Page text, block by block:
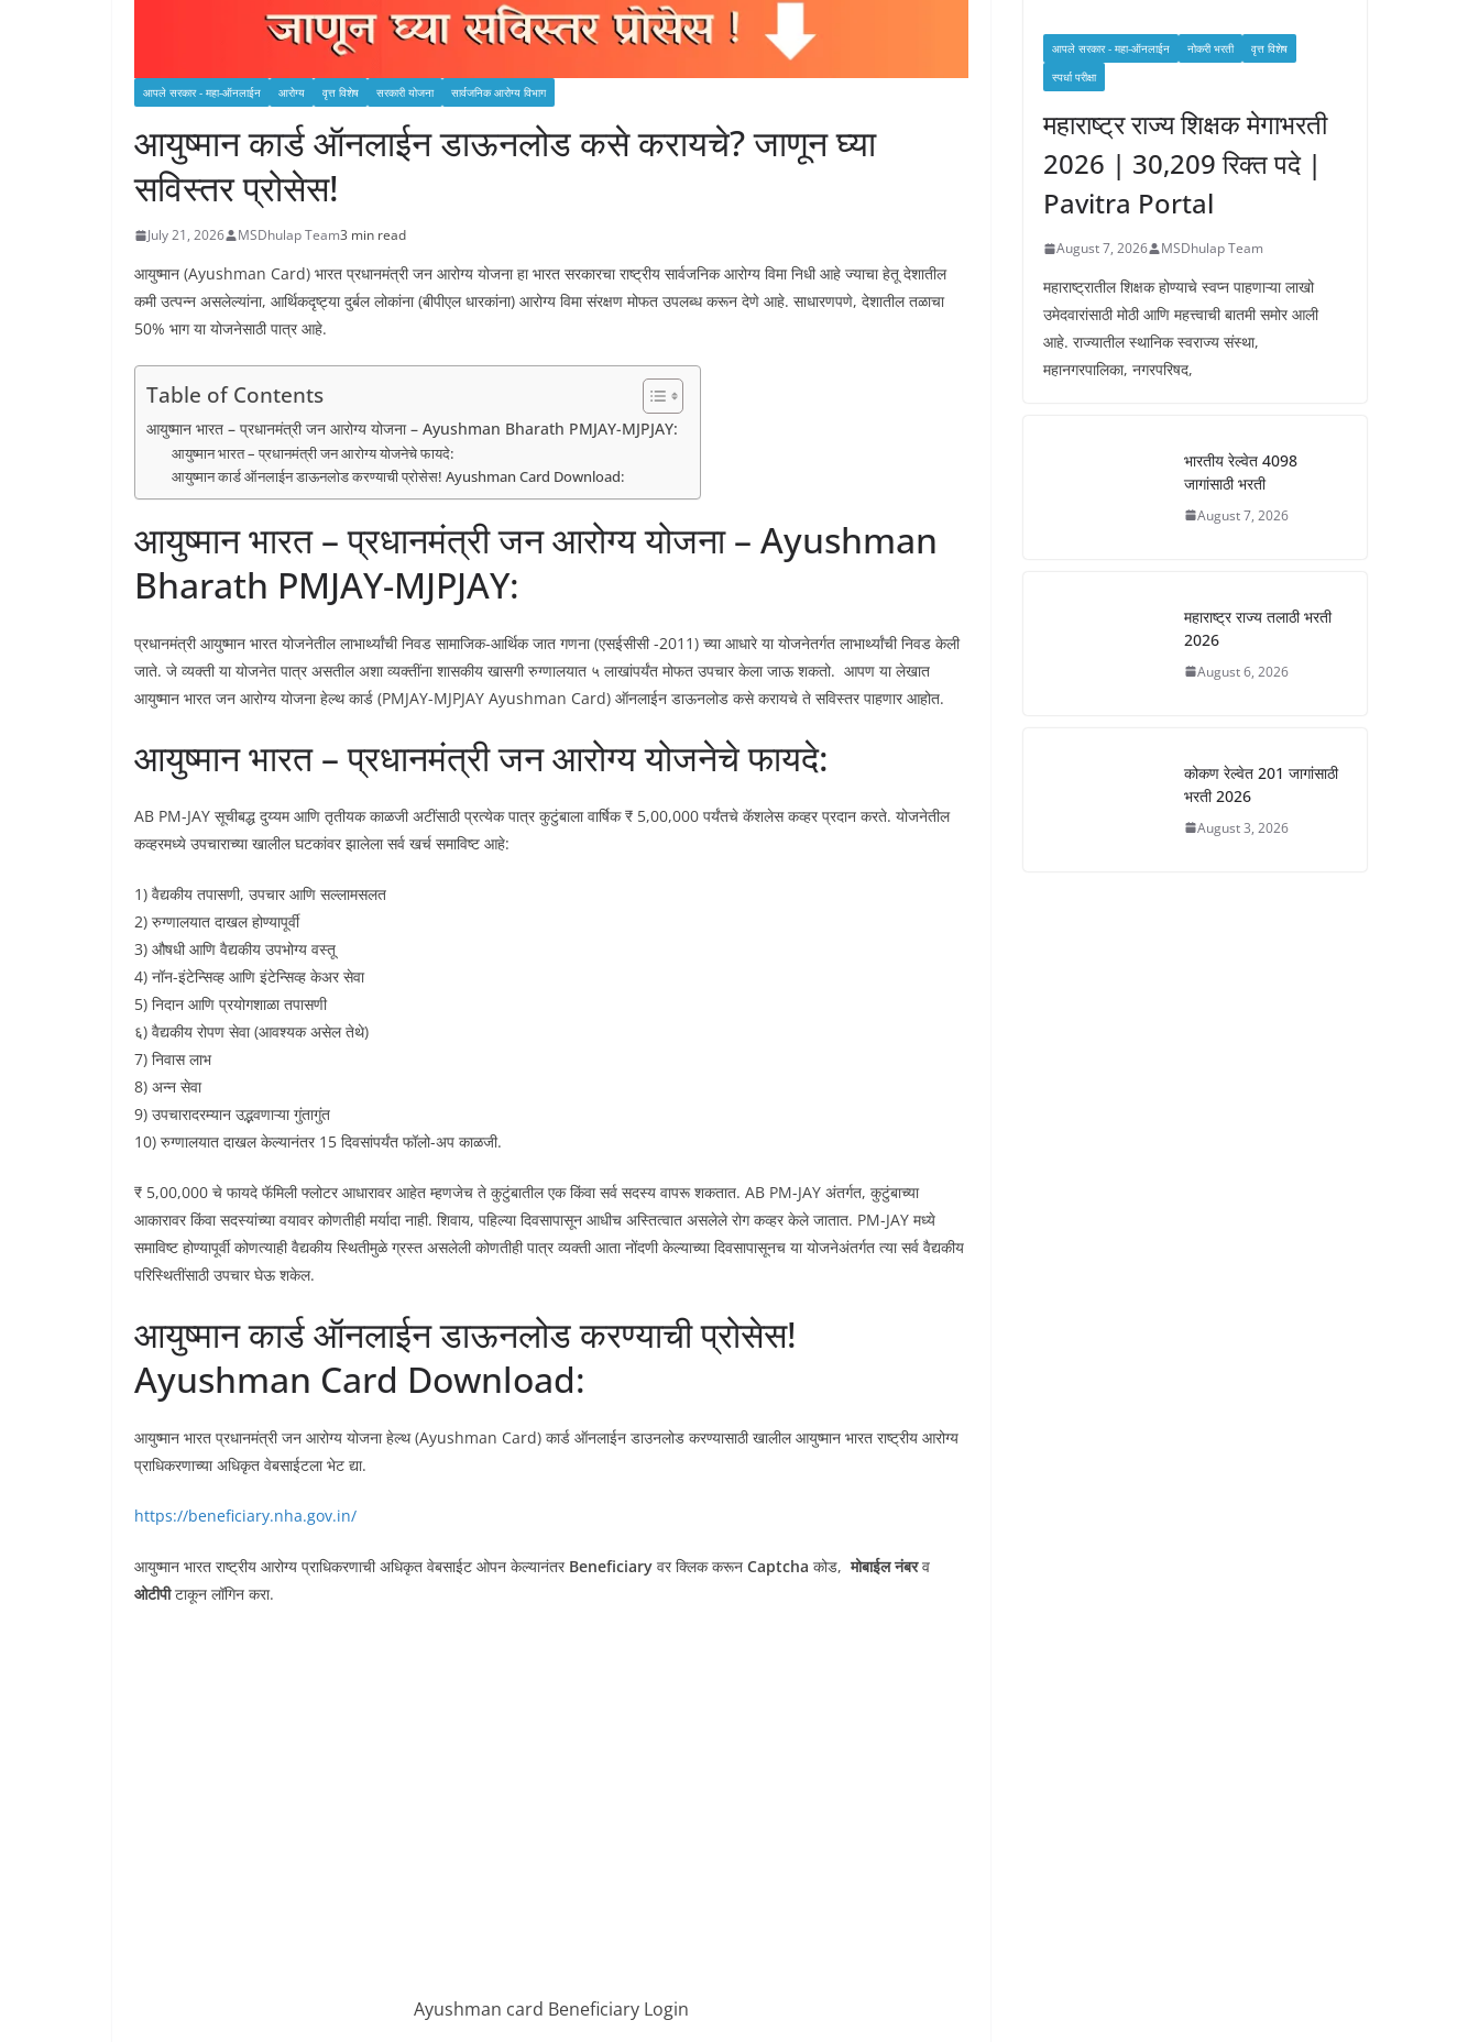
आपले सरकार - महा-ऑनलाईन आरोग्य वृत्त विशेष सरकारी योजना सार्वजनिक आरोग्य विभाग
आयुष्मान कार्ड ऑनलाईन डाऊनलोड कसे करायचे? जाणून घ्या
सविस्तर प्रोसेस!
July 21, 2026 MSDhulap Team3 min read
आयुष्मान (Ayushman Card) भारत प्रधानमंत्री जन आरोग्य योजना हा भारत सरकारचा राष्ट्रीय सार्वजनिक आरोग्य विमा निधी आहे ज्याचा हेतू देशातील
कमी उत्पन्न असलेल्यांना, आर्थिकदृष्ट्या दुर्बल लोकांना (बीपीएल धारकांना) आरोग्य विमा संरक्षण मोफत उपलब्ध करून देणे आहे. साधारणपणे, देशातील तळाचा
50% भाग या योजनेसाठी पात्र आहे.
Table of Contents
आयुष्मान भारत – प्रधानमंत्री जन आरोग्य योजना – Ayushman Bharath PMJAY-MJPJAY:
आयुष्मान भारत – प्रधानमंत्री जन आरोग्य योजनेचे फायदे:
आयुष्मान कार्ड ऑनलाईन डाऊनलोड करण्याची प्रोसेस! Ayushman Card Download:
आयुष्मान भारत – प्रधानमंत्री जन आरोग्य योजना – Ayushman
Bharath PMJAY-MJPJAY:
प्रधानमंत्री आयुष्मान भारत योजनेतील लाभार्थ्यांची निवड सामाजिक-आर्थिक जात गणना (एसईसीसी -2011) च्या आधारे या योजनेतर्गत लाभार्थ्यांची निवड केली
जाते. जे व्यक्ती या योजनेत पात्र असतील अशा व्यक्तींना शासकीय खासगी रुग्णालयात ५ लाखांपर्यंत मोफत उपचार केला जाऊ शकतो. आपण या लेखात
आयुष्मान भारत जन आरोग्य योजना हेल्थ कार्ड (PMJAY-MJPJAY Ayushman Card) ऑनलाईन डाऊनलोड कसे करायचे ते सविस्तर पाहणार आहोत.
आयुष्मान भारत – प्रधानमंत्री जन आरोग्य योजनेचे फायदे:
AB PM-JAY सूचीबद्ध दुय्यम आणि तृतीयक काळजी अटींसाठी प्रत्येक पात्र कुटुंबाला वार्षिक ₹ 5,00,000 पर्यंतचे कॅशलेस कव्हर प्रदान करते. योजनेतील
कव्हरमध्ये उपचाराच्या खालील घटकांवर झालेला सर्व खर्च समाविष्ट आहे:
1) वैद्यकीय तपासणी, उपचार आणि सल्लामसलत
2) रुग्णालयात दाखल होण्यापूर्वी
3) औषधी आणि वैद्यकीय उपभोग्य वस्तू
4) नॉन-इंटेन्सिव्ह आणि इंटेन्सिव्ह केअर सेवा
5) निदान आणि प्रयोगशाळा तपासणी
६) वैद्यकीय रोपण सेवा (आवश्यक असेल तेथे)
7) निवास लाभ
8) अन्न सेवा
9) उपचारादरम्यान उद्भवणाऱ्या गुंतागुंत
10) रुग्णालयात दाखल केल्यानंतर 15 दिवसांपर्यंत फॉलो-अप काळजी.
₹ 5,00,000 चे फायदे फॅमिली फ्लोटर आधारावर आहेत म्हणजेच ते कुटुंबातील एक किंवा सर्व सदस्य वापरू शकतात. AB PM-JAY अंतर्गत, कुटुंबाच्या
आकारावर किंवा सदस्यांच्या वयावर कोणतीही मर्यादा नाही. शिवाय, पहिल्या दिवसापासून आधीच अस्तित्वात असलेले रोग कव्हर केले जातात. PM-JAY मध्ये
समाविष्ट होण्यापूर्वी कोणत्याही वैद्यकीय स्थितीमुळे ग्रस्त असलेली कोणतीही पात्र व्यक्ती आता नोंदणी केल्याच्या दिवसापासूनच या योजनेअंतर्गत त्या सर्व वैद्यकीय
परिस्थितींसाठी उपचार घेऊ शकेल.
आयुष्मान कार्ड ऑनलाईन डाऊनलोड करण्याची प्रोसेस!
Ayushman Card Download:
आयुष्मान भारत प्रधानमंत्री जन आरोग्य योजना हेल्थ (Ayushman Card) कार्ड ऑनलाईन डाउनलोड करण्यासाठी खालील आयुष्मान भारत राष्ट्रीय आरोग्य
प्राधिकरणाच्या अधिकृत वेबसाईटला भेट द्या.
https://beneficiary.nha.gov.in/
आयुष्मान भारत राष्ट्रीय आरोग्य प्राधिकरणाची अधिकृत वेबसाईट ओपन केल्यानंतर Beneficiary वर क्लिक करून Captcha कोड,मोबाईल नंबरव
ओटीपीटाकून लॉगिन करा.
Ayushman card Beneficiary Login
आपले सरकार - महा-ऑनलाईन नोकरी भरती
वृत्त विशेष
स्पर्धा परीक्षा
महाराष्ट्र राज्य शिक्षक मेगाभरती
2026 | 30,209 रिक्त पदे |
Pavitra Portal
August 7, 2026 MSDhulap Team
महाराष्ट्रातील शिक्षक होण्याचे स्वप्न पाहणाऱ्या लाखो
उमेदवारांसाठी मोठी आणि महत्त्वाची बातमी समोर आली
आहे. राज्यातील स्थानिक स्वराज्य संस्था,
महानगरपालिका, नगरपरिषद,
भारतीय रेल्वेत 4098
जागांसाठी भरती
August 7, 2026
महाराष्ट्र राज्य तलाठी भरती
2026
August 6, 2026
कोकण रेल्वेत 201 जागांसाठी
भरती 2026
August 3, 2026